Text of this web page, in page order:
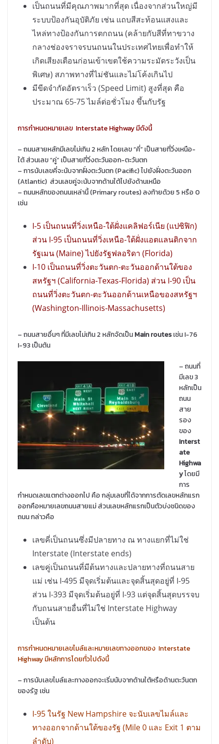
เป็นถนนที่มีคุณภาพมากที่สุด เนื่องจากส่วนใหญ่มี
ระบบป้องกันอุบัติภัย เช่น แถบสีสะท้อนแสงและ
ไหล่ทางป้องกันการตกถนน (คล้ายกับสีที่ทาขวาง
กลางช่องจราจรบนถนนในประเทศไทยเพื่อทำให้
เกิดเสียงเตือนก่อนเข้าเขตใช้ความระมัดระวังเป็น
พิเศษ) สภาพทางที่ไม่ชันและไม่โค้งเกินไป
มีขีดจำกัดอัตราเร็ว (Speed Limit) สูงที่สุด คือ
ประมาณ 65-75 ไมล์ต่อชั่วโมง ขึ้นกับรัฐ
การกำหนดหมายเลข Interstate Highway มีดังนี้
– ถนนสายหลักมีเลขไม่เกิน 2 หลัก โดยเลข “คี่” เป็นสายที่วิ่งเหนือ-
ใต้ ส่วนเลข “คู่” เป็นสายที่วิ่งตะวันออก-ตะวันตก
– การนับเลขคี่จะนับจากฝั่งตะวันตก (Pacific) ไปยังฝั่งตะวันออก
(Atlantic) ส่วนเลขคู่จะนับจากด้านใต้ไปยังด้านเหนือ
– ถนนหลักของถนนเหล่านี้ (Primary routes) ลงท้ายด้วย 5 หรือ 0
เช่น
I-5 เป็นถนนที่วิ่งเหนือ-ใต้ฝั่งแคลิฟอร์เนีย (แปซิฟิก)
ส่วน I-95 เป็นถนนที่วิ่งเหนือ-ใต้ฝั่งแอตแลนติกจาก
รัฐเมน (Maine) ไปยังรัฐฟลอริดา (Florida)
I-10 เป็นถนนที่วิ่งตะวันตก-ตะวันออกด้านใต้ของ
สหรัฐฯ (California-Texas-Florida) ส่วน I-90 เป็น
ถนนที่วิ่งตะวันตก-ตะวันออกด้านเหนือของสหรัฐฯ
(Washington-Illinois-Massachusetts)
– ถนนสายอื่นๆ ที่มีเลขไม่เกิน 2 หลักจัดเป็นMain routesเช่น I-76
I-93 เป็นต้น
– ถนนที่
มีเลข 3
หลักเป็น
ถนน
สาย
รอง
ของ
Interst
ate
Highwa
yโดยมี
การ
กำหนดเลขแตกต่างออกไป คือ กลุ่มเลขที่ได้จากการตัดเลขหลักแรก
ออกคือหมายเลขถนนสายแม่ ส่วนเลขหลักแรกเป็นตัวบ่งชนิดของ
ถนน กล่าวคือ
เลขคี่เป็นถนนซึ่งมีปลายทาง ณ ทางแยกที่ไม่ใช่
Interstate (Interstate ends)
เลขคู่เป็นถนนที่มีต้นทางและปลายทางที่ถนนสาย
แม่ เช่น I-495 มีจุดเริ่มต้นและจุดสิ้นสุดอยู่ที่ I-95
ส่วน I-393 มีจุดเริ่มต้นอยู่ที่ I-93 แต่จุดสิ้นสุดบรรจบ
กับถนนสายอื่นที่ไม่ใช่ Interstate Highway
เป็นต้น
การกำหนดหมายเลขไมล์และหมายเลขทางออกของ Interstate
Highway มีหลักการโดยทั่วไปดังนี้
– การนับเลขไมล์และทางออกจะเริ่มนับจากด้านใต้หรือด้านตะวันตก
ของรัฐ เช่น
I-95 ในรัฐ New Hampshire จะนับเลขไมล์และ
ทางออกจากด้านใต้ของรัฐ (Mile 0 และ Exit 1 ตาม
ลำดับ)